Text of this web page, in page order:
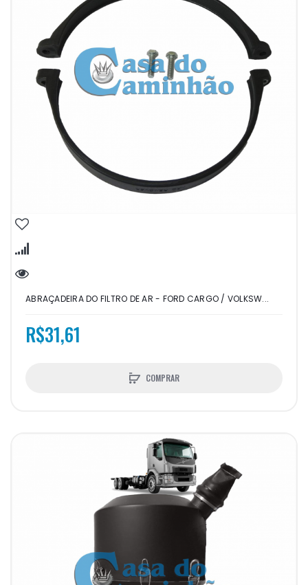
ABRAÇADEIRA DO FILTRO DE AR - FORD CARGO / VOLKSW...
R$31,61
COMPRAR